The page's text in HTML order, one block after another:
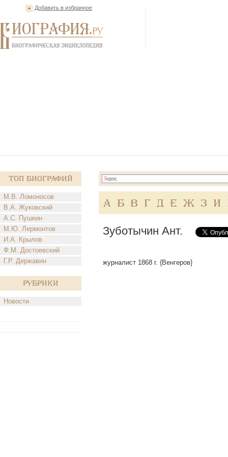
Добавить в избранное
Топ Биографий
М.В. Ломоносов
В.А. Жуковский
А.С. Пушкин
М.Ю. Лермонтов
И.А. Крылов
Ф.М. Достоевский
Г.Р. Державин
Рубрики
Новости
А Б В Г Д Е Ж З И
Зуботычин Ант.
журналист 1868 г. {Венгеров}